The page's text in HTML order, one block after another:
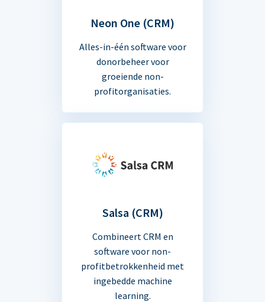
Neon One (CRM)
Alles-in-één software voor
donorbeheer voor
groeiende non-
profitorganisaties.
Salsa (CRM)
Combineert CRM en
software voor non-
profitbetrokkenheid met
ingebedde machine
learning.